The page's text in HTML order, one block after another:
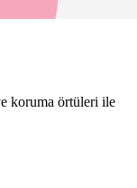
koruma örtüleri ile